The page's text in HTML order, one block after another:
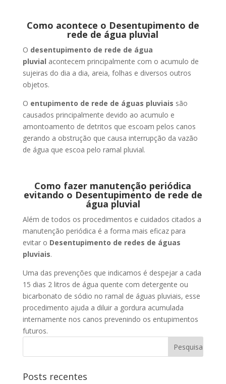
Como acontece o Desentupimento de
rede de água pluvial
O desentupimento de rede de água
pluvial acontecem principalmente com o acumulo de
sujeiras do dia a dia, areia, folhas e diversos outros
objetos.
O entupimento de rede de águas pluviais são
causados principalmente devido ao acumulo e
amontoamento de detritos que escoam pelos canos
gerando a obstrução que causa interrupção da vazão
de água que escoa pelo ramal pluvial.
Como fazer manutenção periódica
evitando o Desentupimento de rede de
água pluvial
Além de todos os procedimentos e cuidados citados a
manutenção periódica é a forma mais eficaz para
evitar o Desentupimento de redes de águas
pluviais.
Uma das prevenções que indicamos é despejar a cada
15 dias 2 litros de água quente com detergente ou
bicarbonato de sódio no ramal de águas pluviais, esse
procedimento ajuda a diluir a gordura acumulada
internamente nos canos prevenindo os entupimentos
futuros.
Posts recentes